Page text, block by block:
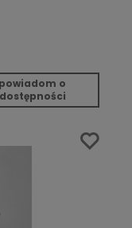
powiadom o
dostępności